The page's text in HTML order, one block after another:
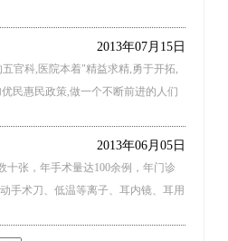
2013年07月15日
科,医院本着"精益求精,勇于开拓,
民惠民政策,做一个不断前进的人们
2013年06月05日
张，年手术量达100余例，年门诊
术刀、低温等离子、耳内镜、耳用